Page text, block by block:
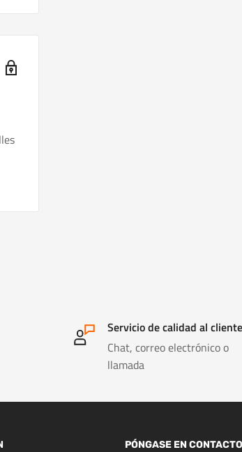
Servicio de calidad al cliente
Chat, correo electrónico o
llamada
PÓNGASE EN CONTACTO